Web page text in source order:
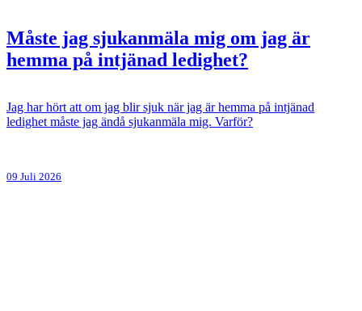
Måste jag sjukanmäla mig om jag är
hemma på intjänad ledighet?
Jag har hört att om jag blir sjuk när jag är hemma på intjänad
ledighet måste jag ändå sjukanmäla mig. Varför?
09 Juli 2026